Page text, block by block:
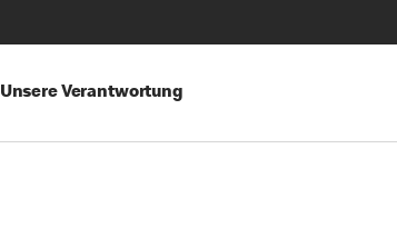
Unsere Verantwortung